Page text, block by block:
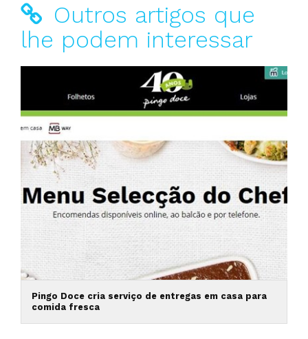
Outros artigos que
lhe podem interessar
Pingo Doce cria serviço de entregas em casa para
comida fresca